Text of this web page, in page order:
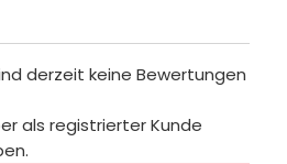
derzeit keine Bewertungen
als registrierter Kunde